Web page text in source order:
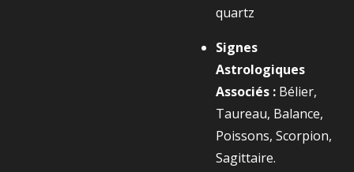
quartz
Signes
Astrologiques
Associés : Bélier,
Taureau, Balance,
Poissons, Scorpion,
Sagittaire.